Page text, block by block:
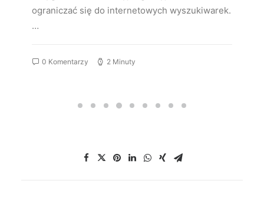
ograniczać się do internetowych wyszukiwarek.
…
0 Komentarzy 2 Minuty